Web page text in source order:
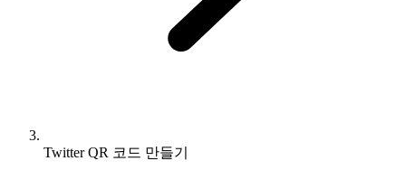
Twitter QR 코드 만들기